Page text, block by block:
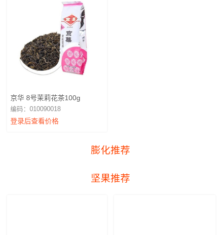
京华 8号茉莉花茶100g
编码：010090018
登录后查看价格
膨化推荐
坚果推荐